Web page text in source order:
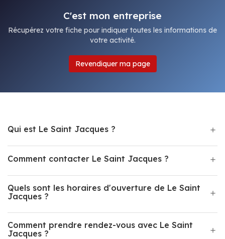
C'est mon entreprise
Récupérez votre fiche pour indiquer toutes les informations de
votre activité.
Revendiquer ma page
Qui est Le Saint Jacques ?
Comment contacter Le Saint Jacques ?
Quels sont les horaires d'ouverture de Le Saint
Jacques ?
Comment prendre rendez-vous avec Le Saint
Jacques ?